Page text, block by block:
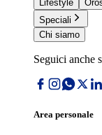
Lifestyle
Speciali
Chi siamo
Seguici anche
Area personale